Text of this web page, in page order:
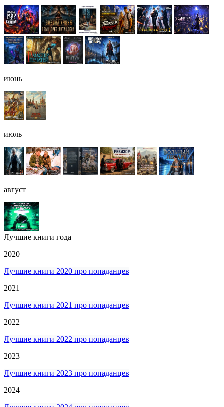
июнь
июль
август
Лучшие книги года
2020
Лучшие книги 2020 про попаданцев
2021
Лучшие книги 2021 про попаданцев
2022
Лучшие книги 2022 про попаданцев
2023
Лучшие книги 2023 про попаданцев
2024